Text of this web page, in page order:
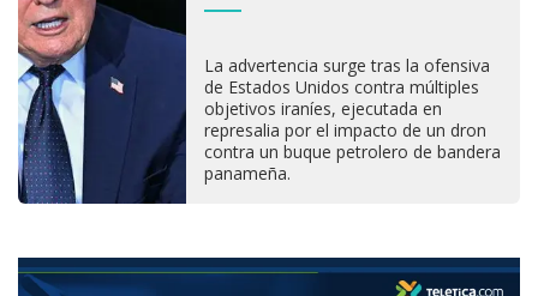
La advertencia surge tras la ofensiva
de Estados Unidos contra múltiples
objetivos iraníes, ejecutada en
represalia por el impacto de un dron
contra un buque petrolero de bandera
panameña.